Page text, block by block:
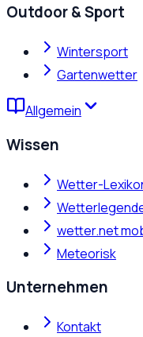
Outdoor & Sport
Wintersport
Gartenwetter
Allgemein
Wissen
Wetter-
wetter.net
Meteorisk
Unternehmen
Kontakt